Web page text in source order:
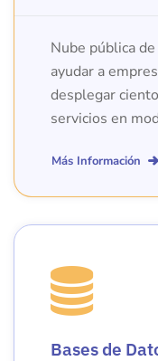
Nube pública
ayudar a
desplegar
servicios en
Más Información
Bases de